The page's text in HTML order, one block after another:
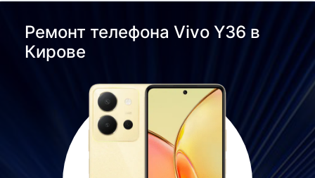
Ремонт телефона Vivo Y36 в
Кирове